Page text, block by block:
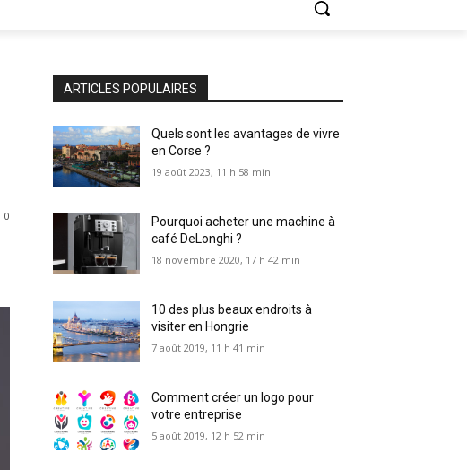
0
ARTICLES POPULAIRES
Quels sont les avantages de vivre
en Corse ?
19 août 2023, 11 h 58 min
Pourquoi acheter une machine à
café DeLonghi ?
18 novembre 2020, 17 h 42 min
10 des plus beaux endroits à
visiter en Hongrie
7 août 2019, 11 h 41 min
Comment créer un logo pour
votre entreprise
5 août 2019, 12 h 52 min